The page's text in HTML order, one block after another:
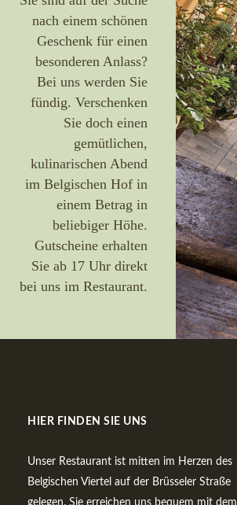
nach einem schönen
Geschenk für einen
besonderen Anlass?
Bei uns werden Sie
fündig. Verschenken
Sie doch einen
gemütlichen,
kulinarischen Abend
im Belgischen Hof in
einem Betrag in
beliebiger Höhe.
Gutscheine erhalten
Sie ab 17 Uhr direkt
bei uns im Restaurant.
HIER FINDEN SIE UNS
Unser Restaurant ist mitten im Herzen des
Belgischen Viertel auf der Brüsseler Straße
gelegen. Sie erreichen uns bequem mit dem